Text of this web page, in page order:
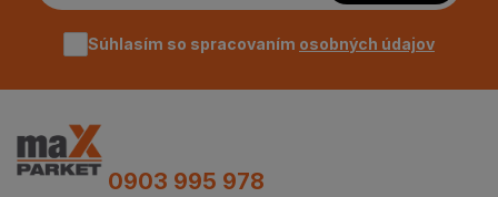
Súhlasím so spracovaním osobných údajov
0903 995 978